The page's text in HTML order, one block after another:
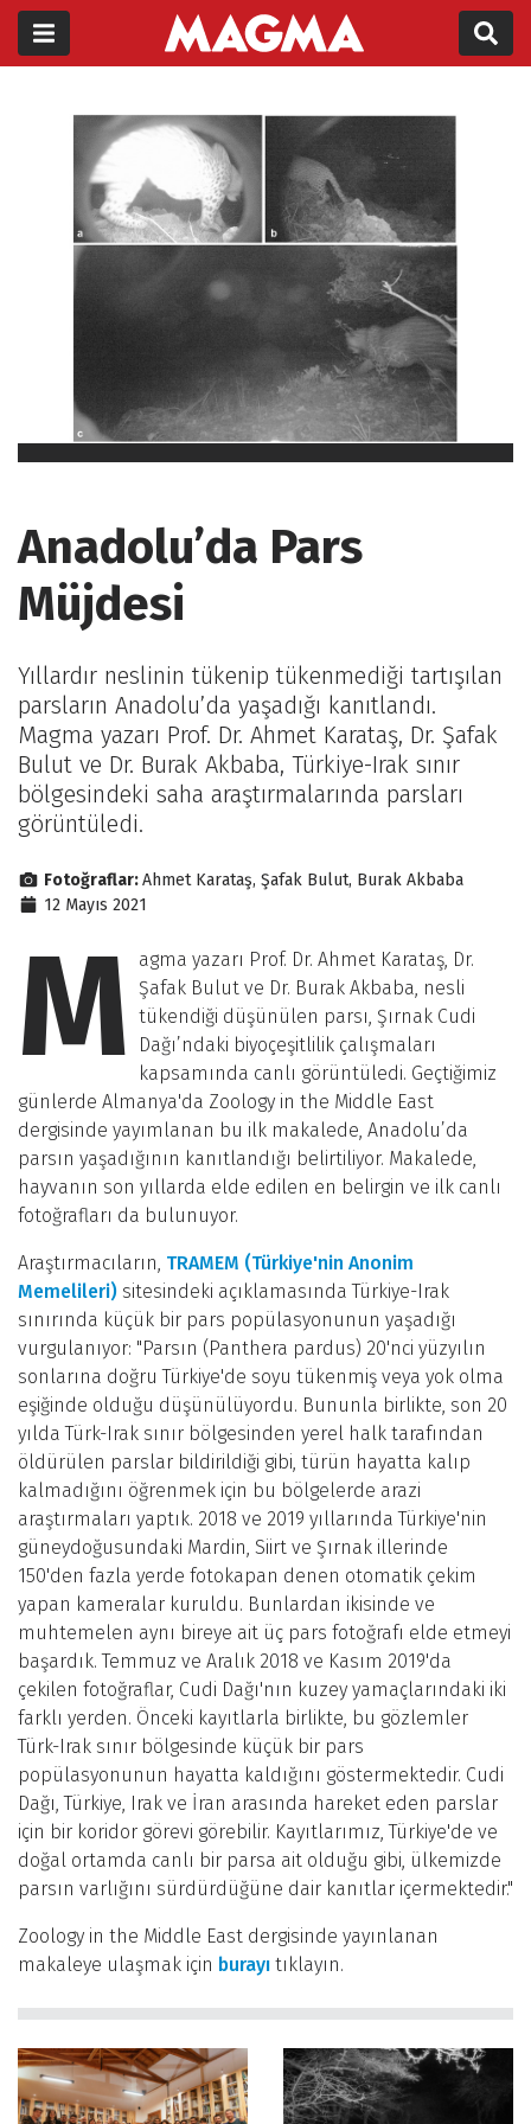
Anadolu’da Pars
Müjdesi
Yıllardır neslinin tükenip tükenmediği tartışılan
parsların Anadolu’da yaşadığı kanıtlandı.
Magma yazarı Prof. Dr. Ahmet Karataş, Dr. Şafak
Bulut ve Dr. Burak Akbaba, Türkiye-Irak sınır
bölgesindeki saha araştırmalarında parsları
görüntüledi.
Fotoğraflar:Ahmet Karataş, Şafak Bulut, Burak Akbaba
12 Mayıs 2021
M
agma yazarı Prof. Dr. Ahmet Karataş, Dr.
Şafak Bulut ve Dr. Burak Akbaba, nesli
tükendiği düşünülen parsı, Şırnak Cudi
Dağı’ndaki biyoçeşitlilik çalışmaları
kapsamında canlı görüntüledi. Geçtiğimiz
günlerde Almanya'da Zoology in the Middle East
dergisinde yayımlanan bu ilk makalede, Anadolu’da
parsın yaşadığının kanıtlandığı belirtiliyor. Makalede,
hayvanın son yıllarda elde edilen en belirgin ve ilk canlı
fotoğrafları da bulunuyor.
Araştırmacıların, TRAMEM (Türkiye'nin Anonim
Memelileri) sitesindeki açıklamasında Türkiye-Irak
sınırında küçük bir pars popülasyonunun yaşadığı
vurgulanıyor: "Parsın (Panthera pardus) 20'nci yüzyılın
sonlarına doğru Türkiye'de soyu tükenmiş veya yok olma
eşiğinde olduğu düşünülüyordu. Bununla birlikte, son 20
yılda Türk-Irak sınır bölgesinden yerel halk tarafından
öldürülen parslar bildirildiği gibi, türün hayatta kalıp
kalmadığını öğrenmek için bu bölgelerde arazi
araştırmaları yaptık. 2018 ve 2019 yıllarında Türkiye'nin
güneydoğusundaki Mardin, Siirt ve Şırnak illerinde
150'den fazla yerde fotokapan denen otomatik çekim
yapan kameralar kuruldu. Bunlardan ikisinde ve
muhtemelen aynı bireye ait üç pars fotoğrafı elde etmeyi
başardık. Temmuz ve Aralık 2018 ve Kasım 2019'da
çekilen fotoğraflar, Cudi Dağı'nın kuzey yamaçlarındaki iki
farklı yerden. Önceki kayıtlarla birlikte, bu gözlemler
Türk-Irak sınır bölgesinde küçük bir pars
popülasyonunun hayatta kaldığını göstermektedir. Cudi
Dağı, Türkiye, Irak ve İran arasında hareket eden parslar
için bir koridor görevi görebilir. Kayıtlarımız, Türkiye'de ve
doğal ortamda canlı bir parsa ait olduğu gibi, ülkemizde
parsın varlığını sürdürdüğüne dair kanıtlar içermektedir."
Zoology in the Middle East dergisinde yayınlanan
makaleye ulaşmak için burayı tıklayın.